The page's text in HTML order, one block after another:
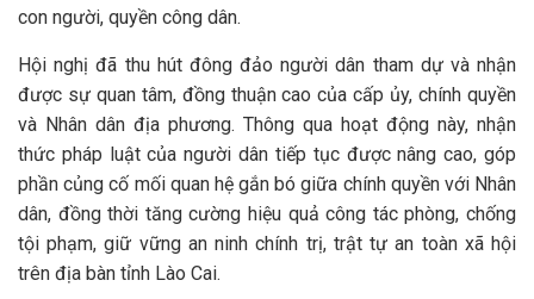
con người, quyền công dân.
Hội nghị đã thu hút đông đảo người dân tham dự và nhận
được sự quan tâm, đồng thuận cao của cấp ủy, chính quyền
và Nhân dân địa phương. Thông qua hoạt động này, nhận
thức pháp luật của người dân tiếp tục được nâng cao, góp
phần củng cố mối quan hệ gắn bó giữa chính quyền với Nhân
dân, đồng thời tăng cường hiệu quả công tác phòng, chống
tội phạm, giữ vững an ninh chính trị, trật tự an toàn xã hội
trên địa bàn tỉnh Lào Cai.